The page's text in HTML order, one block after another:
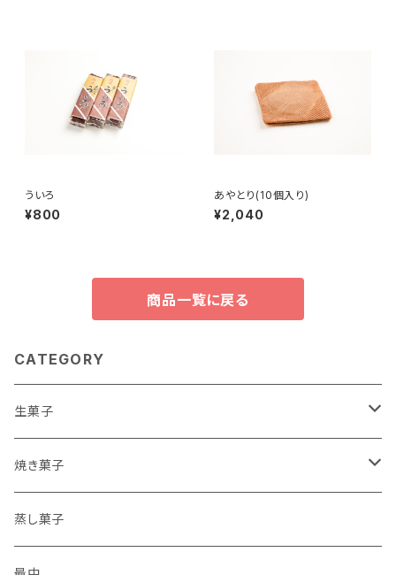
ういろ
¥800
あやとり(10個入り)
¥2,040
商品一覧に戻る
CATEGORY
生菓子
大福
半生菓子
ねりきり
焼き菓子
和風ロールケーキ
蒸し菓子